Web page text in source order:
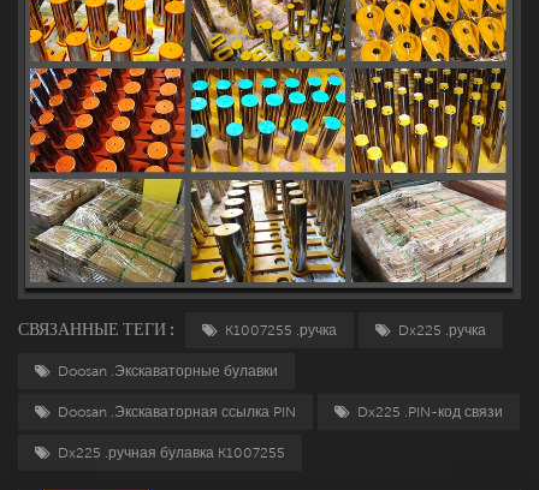
СВЯЗАННЫЕ ТЕГИ : K1007255 .ручка Dx225 .ручка
Doosan .Экскаваторные булавки
Doosan .Экскаваторная ссылка PIN Dx225 .PIN-код связи
Dx225 .ручная булавка K1007255